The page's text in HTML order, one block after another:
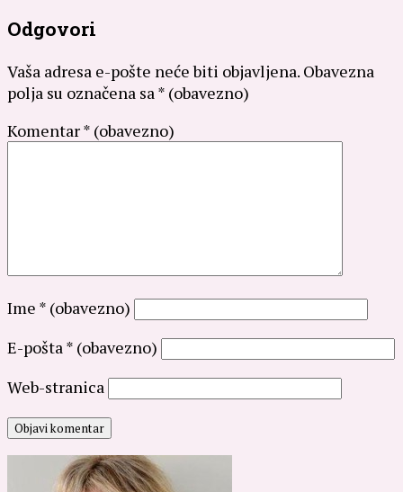
Odgovori
Vaša adresa e-pošte neće biti objavljena. Obavezna
polja su označena sa* (obavezno)
Komentar* (obavezno)
Ime * (obavezno)
E-pošta* (obavezno)
Web-stranica